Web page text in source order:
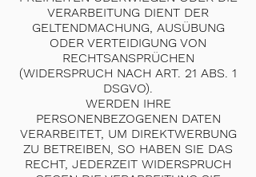
VERARBEITUNG DIENT DER
GELTENDMACHUNG, AUSÜBUNG
ODER VERTEIDIGUNG VON
RECHTSANSPRÜCHEN
(WIDERSPRUCH NACH ART. 21 ABS. 1
DSGVO).
WERDEN IHRE
PERSONENBEZOGENEN DATEN
VERARBEITET, UM DIREKTWERBUNG
ZU BETREIBEN, SO HABEN SIE DAS
RECHT, JEDERZEIT WIDERSPRUCH